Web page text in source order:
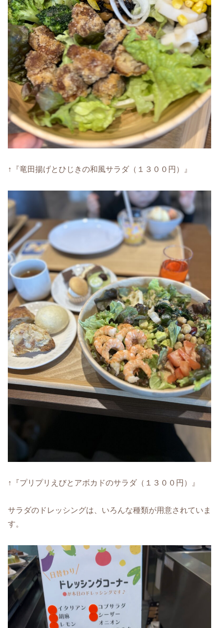
↑『竜田揚げとひじきの和風サラダ（１３００円）』
↑『プリプリえびとアボカドのサラダ（１３００円）』
サラダのドレッシングは、いろんな種類が用意されていま
す。